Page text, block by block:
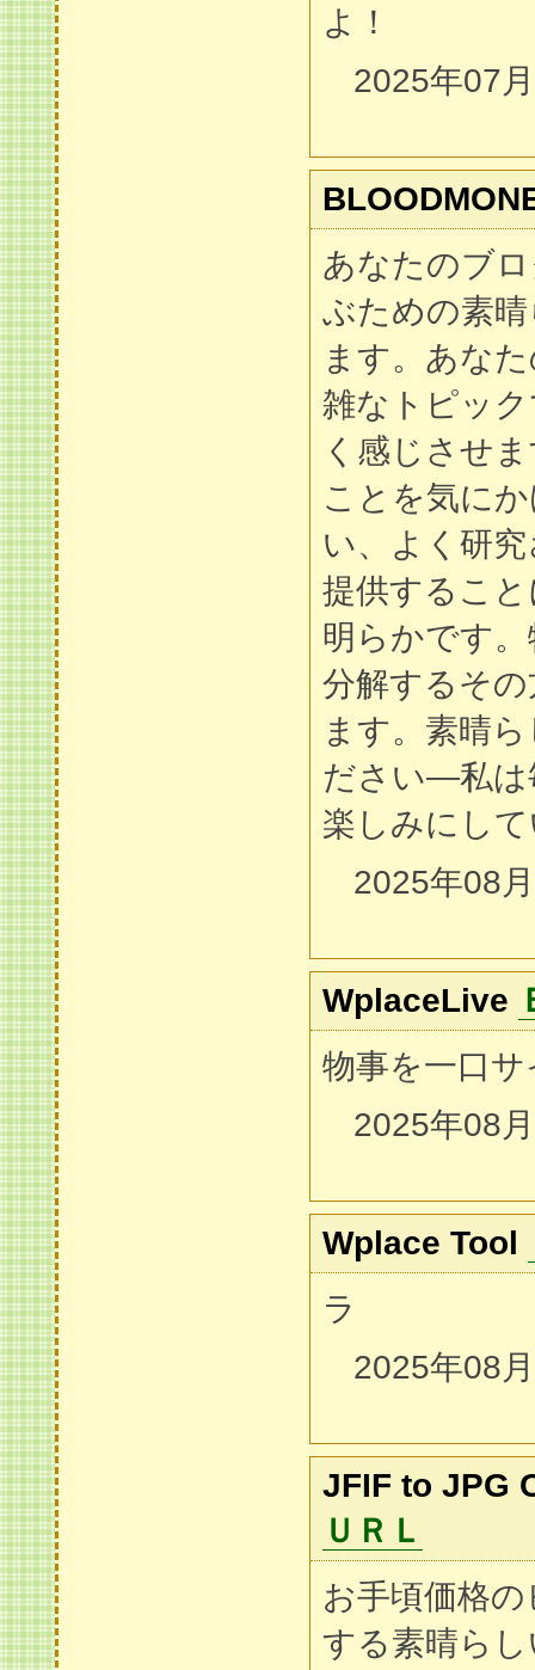
よ！
2025年07
あなたのブ
ぶための素
ます。あな
雑なトピッ
く感じさせ
ことを気に
い、よく研
提供するこ
明らかです
分解するそ
ます。素晴
ださい—私は
楽しみにし
2025年08
WplaceLive
物事を一口サ
2025年08
Wplace Tool
ラ
2025年08
JFIF to JPG
ＵＲＬ
お手頃価格
する素晴ら